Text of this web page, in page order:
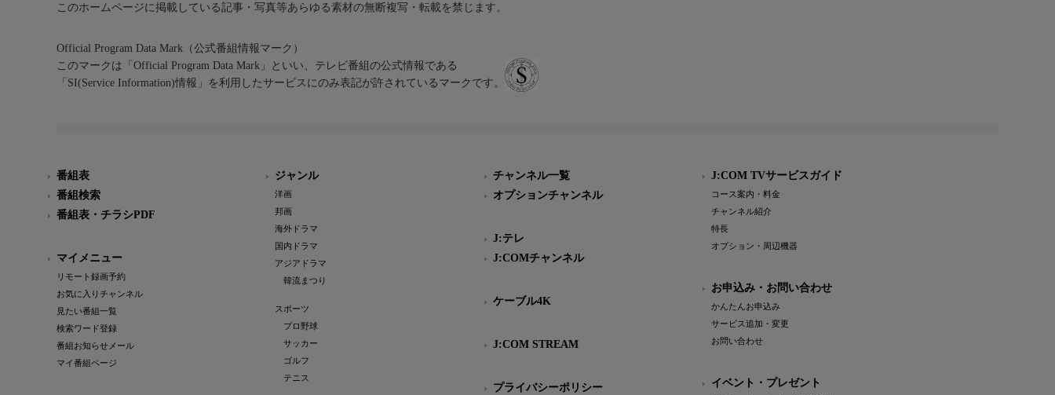
このホームページに掲載している記事・写真等あらゆる素材の無断複写・転載を禁じます。
Official Program Data Mark（公式番組情報マーク）
このマークは「Official Program Data Mark」といい、テレビ番組の公式情報である
「SI(Service Information)情報」を利用したサービスにのみ表記が許されているマークです。
番組表
番組検索
番組表・チラシPDF
マイメニュー
リモート録画予約
お気に入りチャンネル
見たい番組一覧
検索ワード登録
番組お知らせメール
マイ番組ページ
ジャンル
洋画
邦画
海外ドラマ
国内ドラマ
アジアドラマ
韓流まつり
スポーツ
プロ野球
サッカー
ゴルフ
テニス
チャンネル一覧
オプションチャンネル
J:テレ
J:COMチャンネル
ケーブル4K
J:COM STREAM
プライバシーポリシー
J:COM TVサービスガイド
コース案内・料金
チャンネル紹介
特長
オプション・周辺機器
お申込み・お問い合わせ
かんたんお申込み
サービス追加・変更
お問い合わせ
イベント・プレゼント